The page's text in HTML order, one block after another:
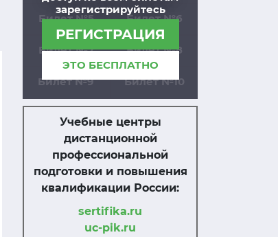
зарегистрируйтесь
РЕГИСТРАЦИЯ
ЭТО БЕСПЛАТНО
Билет №5 Билет №6
Билет №7 Билет №8
Билет №9 Билет №10
Учебные центры
дистанционной
профессиональной
подготовки и повышения
квалификации России:
sertifika.ru
uc-pik.ru